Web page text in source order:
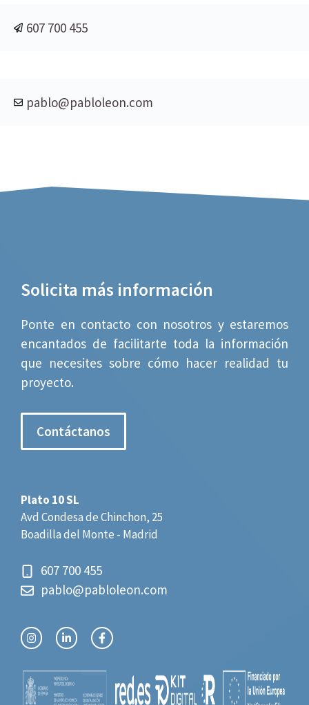
607 700 455
pablo@pabloleon.com
Solicita más información
Ponte en contacto con nosotros y estaremos
encantados de facilitarte toda la información
que necesites sobre cómo hacer realidad tu
proyecto.
Contáctanos
Plato 10 SL
Avd Condesa de Chinchon, 25
Boadilla del Monte - Madrid
607 700 455
pablo@pabloleon.com